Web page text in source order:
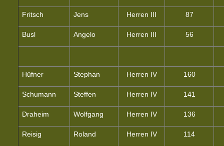
Fritsch Jens Herren III 87
Busl Angelo Herren III 56
Hüfner Stephan Herren IV 160
Schumann Steffen Herren IV 141
Draheim Wolfgang Herren IV 136
Reisig Roland Herren IV 114